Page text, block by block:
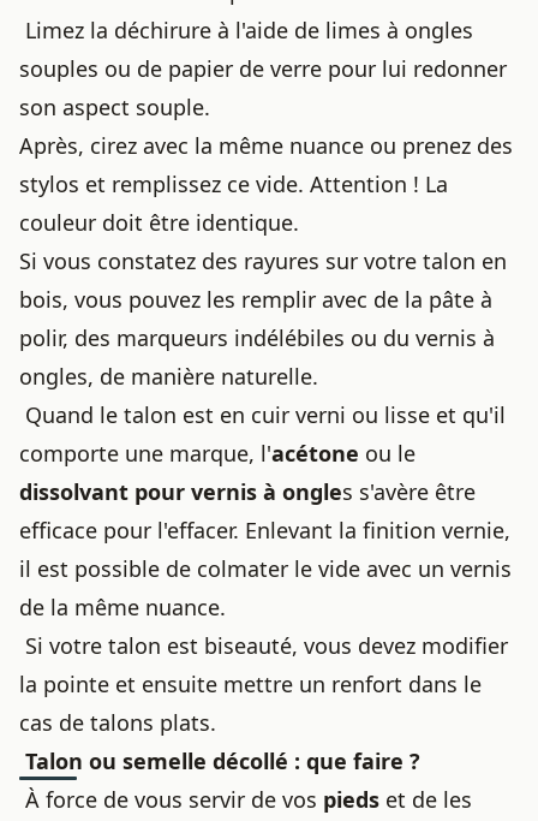
Limez la déchirure à l'aide de limes à ongles
souples ou de papier de verre pour lui redonner
son aspect souple.
Après, cirez avec la même nuance ou prenez des
stylos et remplissez ce vide. Attention ! La
couleur doit être identique.
Si vous constatez des rayures sur votre talon en
bois, vous pouvez les remplir avec de la pâte à
polir, des marqueurs indélébiles ou du vernis à
ongles, de manière naturelle.
Quand le talon est en cuir verni ou lisse et qu'il
comporte une marque, l'acétone ou le
dissolvant pour vernis à ongles s'avère être
efficace pour l'effacer. Enlevant la finition vernie,
il est possible de colmater le vide avec un vernis
de la même nuance.
Si votre talon est biseauté, vous devez modifier
la pointe et ensuite mettre un renfort dans le
cas de talons plats.
Talon ou semelle décollé : que faire ?
À force de vous servir de vos pieds et de les